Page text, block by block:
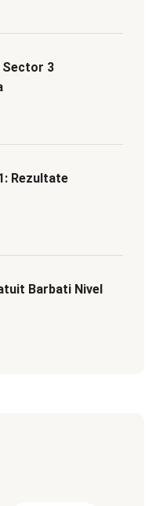
3
Rezultate
Barbati Nivel